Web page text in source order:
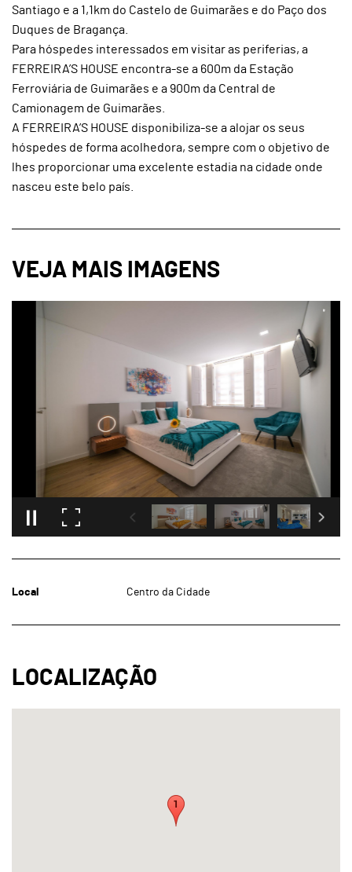
Santiago e a 1,1km do Castelo de Guimarães e do Paço dos
Duques de Bragança.
Para hóspedes interessados em visitar as periferias, a
FERREIRA’S HOUSE encontra-se a 600m da Estação
Ferroviária de Guimarães e a 900m da Central de
Camionagem de Guimarães.
A FERREIRA’S HOUSE disponibiliza-se a alojar os seus
hóspedes de forma acolhedora, sempre com o objetivo de
lhes proporcionar uma excelente estadia na cidade onde
nasceu este belo país.
Local Centro da Cidade